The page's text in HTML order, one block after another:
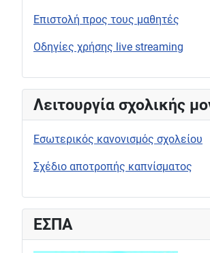
Επιστολή προς τους μαθητές
Οδηγίες χρήσης live streaming
Λειτουργία σχολικής
Εσωτερικός κανονισμός σχολείου
Σχέδιο αποτροπής καπνίσματος
ΕΣΠΑ